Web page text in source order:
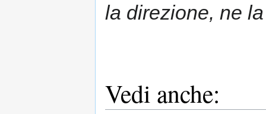
la direzione, ne
Vedi anche: